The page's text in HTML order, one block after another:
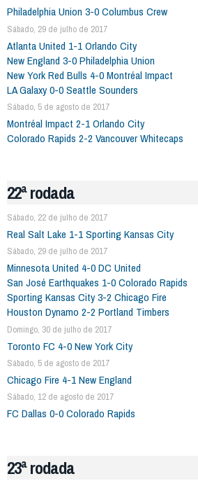
Philadelphia Union 3-0 Columbus Crew
Sábado, 29 de julho de 2017
Atlanta United 1-1 Orlando City
New England 3-0 Philadelphia Union
New York Red Bulls 4-0 Montréal Impact
LA Galaxy 0-0 Seattle Sounders
Sábado, 5 de agosto de 2017
Montréal Impact 2-1 Orlando City
Colorado Rapids 2-2 Vancouver Whitecaps
22ª rodada
Sábado, 22 de julho de 2017
Real Salt Lake 1-1 Sporting Kansas City
Sábado, 29 de julho de 2017
Minnesota United 4-0 DC United
San José Earthquakes 1-0 Colorado Rapids
Sporting Kansas City 3-2 Chicago Fire
Houston Dynamo 2-2 Portland Timbers
Domingo, 30 de julho de 2017
Toronto FC 4-0 New York City
Sábado, 5 de agosto de 2017
Chicago Fire 4-1 New England
Sábado, 12 de agosto de 2017
FC Dallas 0-0 Colorado Rapids
23ª rodada